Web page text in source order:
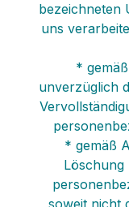
bezeichneten
uns
*
unverzüglich
* gemäß
Löschung